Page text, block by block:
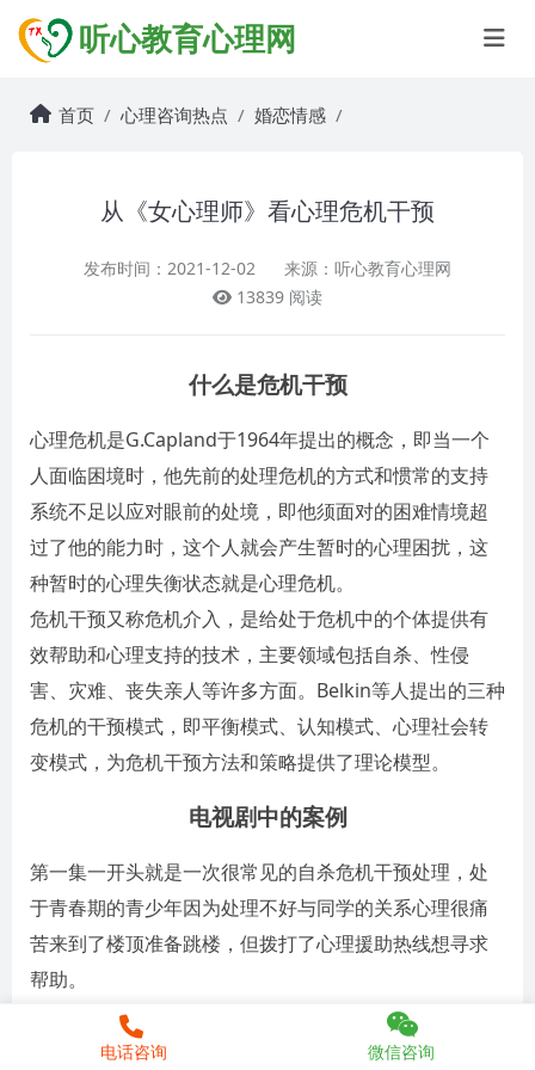
听心教育心理网
首页 心理咨询热点 婚恋情感
从《女心理师》看心理危机干预
发布时间：2021-12-02
来源：听心教育心理网
13839 阅读
什么是危机干预
心理危机是G.Capland于1964年提出的概念，即当一个
人面临困境时，他先前的处理危机的方式和惯常的支持
系统不足以应对眼前的处境，即他须面对的困难情境超
过了他的能力时，这个人就会产生暂时的心理困扰，这
种暂时的心理失衡状态就是心理危机。
危机干预又称危机介入，是给处于危机中的个体提供有
效帮助和心理支持的技术，主要领域包括自杀、性侵
害、灾难、丧失亲人等许多方面。Belkin等人提出的三种
危机的干预模式，即平衡模式、认知模式、心理社会转
变模式，为危机干预方法和策略提供了理论模型。
电视剧中的案例
第一集一开头就是一次很常见的自杀危机干预处理，处
于青春期的青少年因为处理不好与同学的关系心理很痛
苦来到了楼顶准备跳楼，但拨打了心理援助热线想寻求
帮助。
心理咨询师
的处理也是做到了共情以及缓解了求
电话咨询 微信咨询